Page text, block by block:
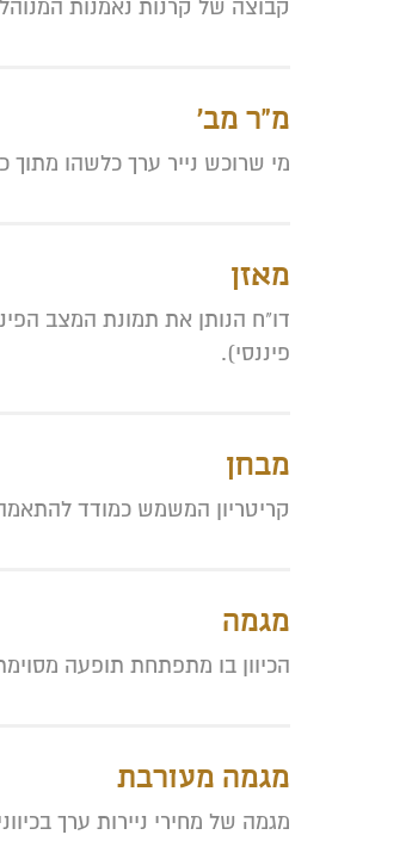
קבוצה של קרנות נאמנות
מ"ר מב'
מי שרוכש נייר ערך כלשהו מתוך
מאזן
דו"ח הנותן את תמונת המצב
פיננסי).
מבחן
קריטריון המשמש כמודד
מגמה
הכיוון בו מתפתחת תופעה
מגמה מעורבת
מגמה של מחירי ניירות ערך